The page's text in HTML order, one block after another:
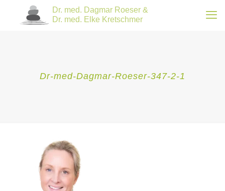
Dr-med-Dagmar-Roeser-347-2-1